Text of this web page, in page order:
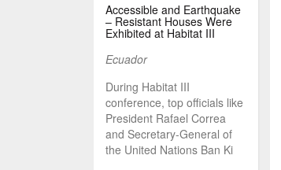
Accessible and Earthquake
– Resistant Houses Were
Exhibited at Habitat III
Ecuador
During Habitat III
conference, top officials like
President Rafael Correa
and Secretary-General of
the United Nations Ban Ki